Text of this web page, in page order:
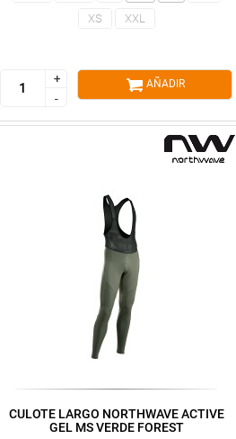
XS
XXL
+
-
+
-
AÑADIR
CULOTE LARGO NORTHWAVE ACTIVE
GEL MS VERDE FOREST